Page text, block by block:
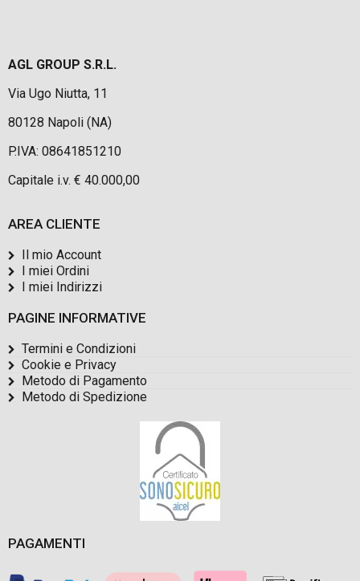
AGL GROUP S.R.L.
Via Ugo Niutta, 11
80128 Napoli (NA)
P.IVA: 08641851210
Capitale i.v. € 40.000,00
AREA CLIENTE
Il mio Account
I miei Ordini
I miei Indirizzi
PAGINE INFORMATIVE
Termini e Condizioni
Cookie e Privacy
Metodo di Pagamento
Metodo di Spedizione
PAGAMENTI